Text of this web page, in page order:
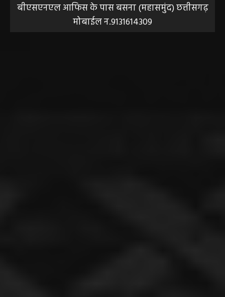
बीएसएनएल आफिस के पास बसना (महासमुंद) छत्तीसगढ़
मोबाईल न.9131614309